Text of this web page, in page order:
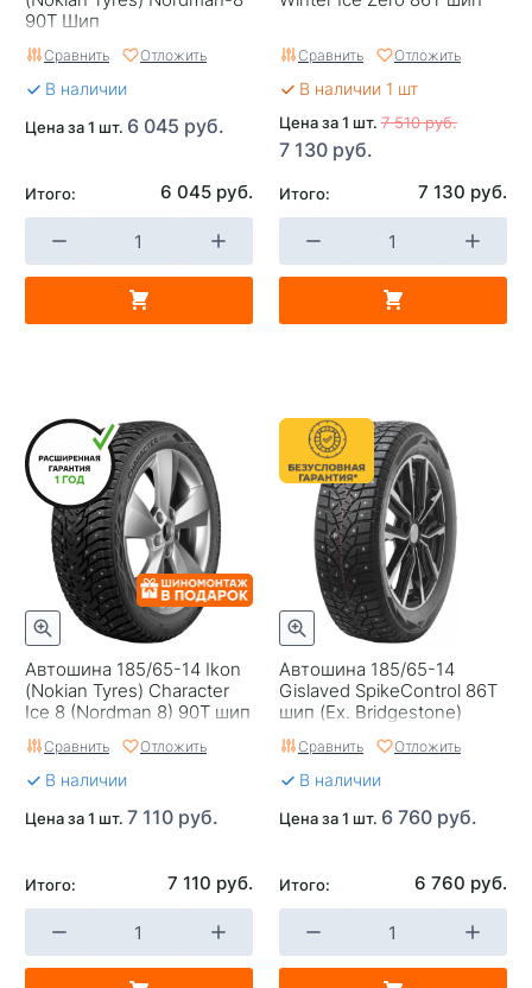
Страна изготовителя
90T Шип
Сравнить Отложить
В наличии
Цена за 1 шт. 6 045 руб.
Итого: 6 045 руб.
Сравнить Отложить
В наличии 1 шт
Цена за 1 шт. 7 510 руб.
7 130 руб.
Итого: 7 130 руб.
Автошина 185/65-14 Ikon
(Nokian Tyres) Character
Ice 8 (Nordman 8) 90T шип
Сравнить Отложить
В наличии
Цена за 1 шт. 7 110 руб.
Итого: 7 110 руб.
Автошина 185/65-14
Gislaved SpikeControl 86T
шип (Ex. Bridgestone)
Сравнить Отложить
В наличии
Цена за 1 шт. 6 760 руб.
Итого: 6 760 руб.